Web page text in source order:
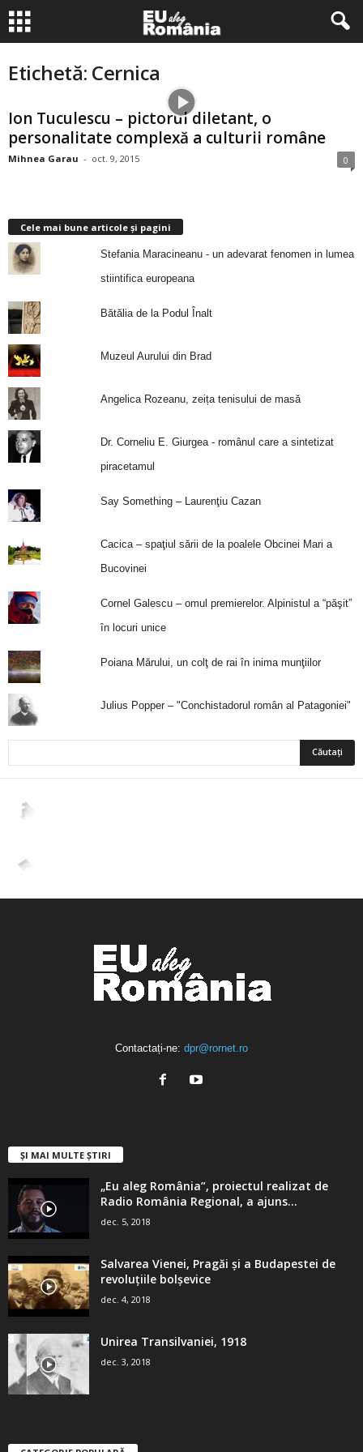
Etichetă: Cernica
Ion Tuculescu – pictorul diletant, o
personalitate complexă a culturii române
Mihnea Garau - oct. 9, 2015 0
Cele mai bune articole și pagini
Stefania Maracineanu - un adevarat fenomen in lumea
stiintifica europeana
Bătălia de la Podul Înalt
Muzeul Aurului din Brad
Angelica Rozeanu, zeița tenisului de masă
Dr. Corneliu E. Giurgea - românul care a sintetizat
piracetamul
Say Something – Laurenţiu Cazan
Cacica – spaţiul sării de la poalele Obcinei Mari a
Bucovinei
Cornel Galescu – omul premierelor. Alpinistul a “păşit”
în locuri unice
Poiana Mărului, un colţ de rai în inima munţiilor
Julius Popper – "Conchistadorul român al Patagoniei"
2,265
4,400
Contactați-ne: dpr@rornet.ro
ȘI MAI MULTE ȘTIRI
„Eu aleg România”, proiectul realizat de
Radio România Regional, a ajuns...
dec. 5, 2018
Salvarea Vienei, Pragăi şi a Budapestei de
revoluţiile bolşevice
dec. 4, 2018
Unirea Transilvaniei, 1918
dec. 3, 2018